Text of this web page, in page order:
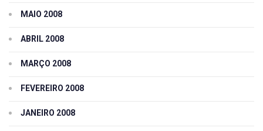
MAIO 2008
ABRIL 2008
MARÇO 2008
FEVEREIRO 2008
JANEIRO 2008